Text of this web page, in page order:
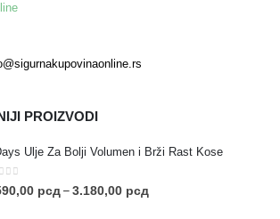
PROIZVODI
Ulje Za Bolji Volumen i Brži Rast Kose
of 5 рсд – 3.180,00 рсд